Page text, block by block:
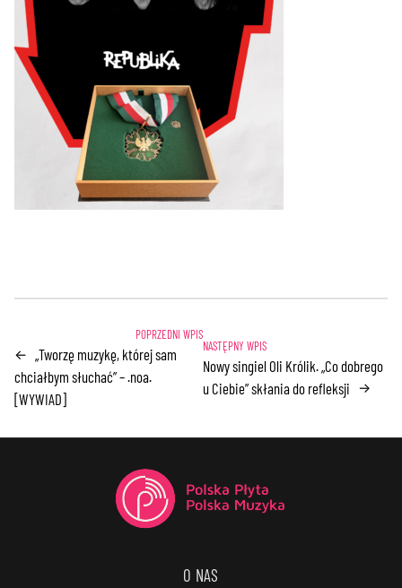
← „Tworzę muzykę, której sam
chciałbym słuchać” – .noa.
[WYWIAD]
Nowy singiel Oli Królik. „Co dobrego
u Ciebie” skłania do refleksji →
O NAS